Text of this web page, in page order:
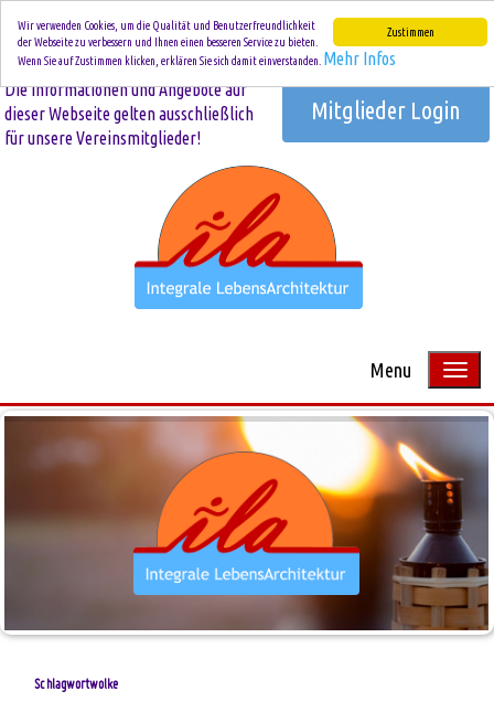
Zustimmen
Wir verwenden Cookies, um die Qualität und Benutzerfreundlichkeit
der Webseite zu verbessern und Ihnen einen besseren Service zu bieten.
Wenn Sie auf Zustimmen klicken, erklären Sie sich damit einverstanden. Mehr Infos
Mitglieder Login
Die Informationen und Angebote auf
dieser Webseite gelten ausschließlich
für unsere Vereinsmitglieder!
Menu
Schlagwortwolke